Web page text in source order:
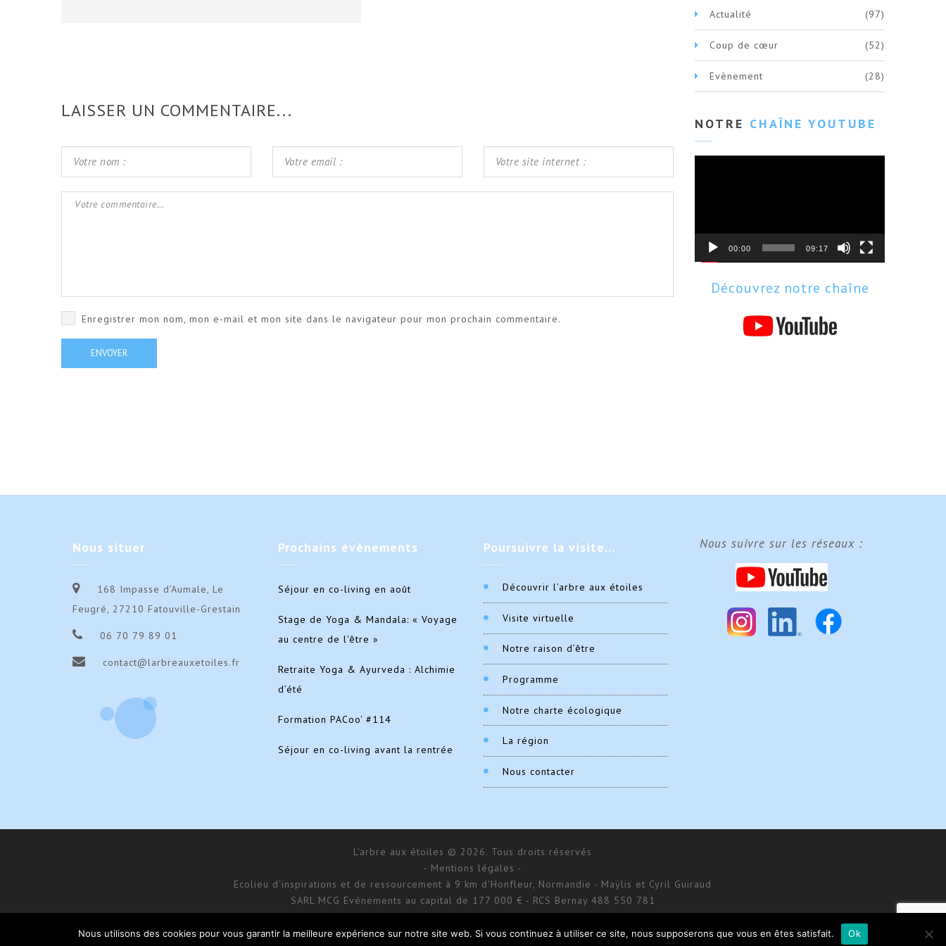
LAISSER UN COMMENTAIRE...
Enregistrer mon nom, mon e-mail et mon site dans le navigateur pour mon prochain commentaire.
Actualité (97)
Coup de cœur (52)
Evènement (28)
NOTRE CHAÎNE YOUTUBE
00:00 09:17
Découvrez notre chaîne
Nous situer
168 Impasse d’Aumale, Le
Feugré, 27210 Fatouville-Grestain
06 70 79 89 01
contact@larbreauxetoiles.fr
Prochains évènements
Séjour en co-living en août
Stage de Yoga & Mandala: « Voyage
au centre de l'être »
Retraite Yoga & Ayurveda : Alchimie
d’été
Formation PACoo' #114
Séjour en co-living avant la rentrée
Poursuivre la visite…
Découvrir l’arbre aux étoiles
Visite virtuelle
Notre raison d’être
Programme
Notre charte écologique
La région
Nous contacter
Nous suivre sur les réseaux :
L'arbre aux étoiles © 2026. Tous droits réservés
- Mentions légales -
Ecolieu d'inspirations et de ressourcement à 9 km d'Honfleur, Normandie - Maÿlis et Cyril Guiraud
SARL MCG Evénements au capital de 177 000 € - RCS Bernay 488 550 781
168 impasse d’Aumale - 27 210 Fatouville-Grestain
Site réalisé parDonitow
Nous utilisons des cookies pour vous garantir la meilleure expérience sur notre site web. Si vous continuez à utiliser ce site, nous supposerons que vous en êtes satisfait. Ok